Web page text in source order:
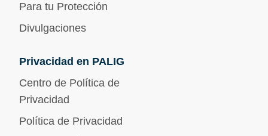
Para tu Protección
Divulgaciones
Privacidad en PALIG
Centro de Política de
Privacidad
Política de Privacidad